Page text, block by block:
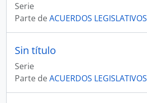
Serie
Parte deACUERDOS LEGISLATIVOS
Sin título
Serie
Parte deACUERDOS LEGISLATIVOS